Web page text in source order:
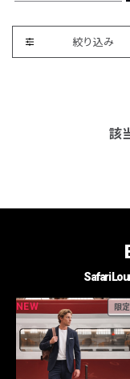
絞り込み
該
Safari
NEW 限定